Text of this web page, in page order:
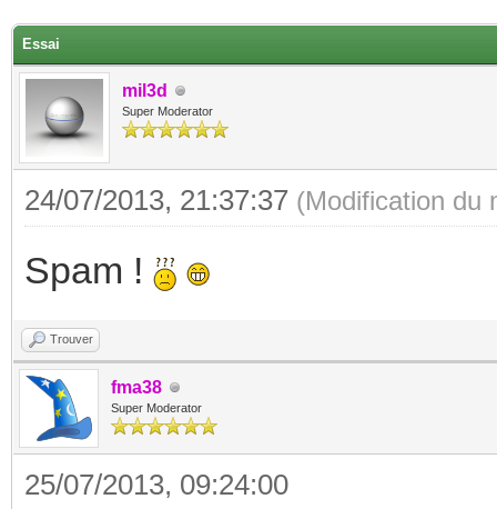
Essai
mil3d
Super Moderator
24/07/2013, 21:37:37 (Modification du
Spam !
Trouver
fma38
Super Moderator
25/07/2013, 09:24:00